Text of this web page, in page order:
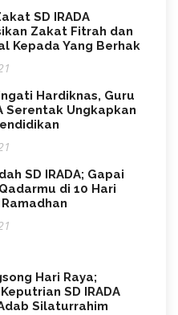
SD IRADA
Zakat Fitrah dan
Kepada Yang Berhak
Hardiknas, Guru
Serentak Ungkapkan
SD IRADA; Gapai
di 10 Hari
Hari Raya;
SD IRADA
Silaturrahim